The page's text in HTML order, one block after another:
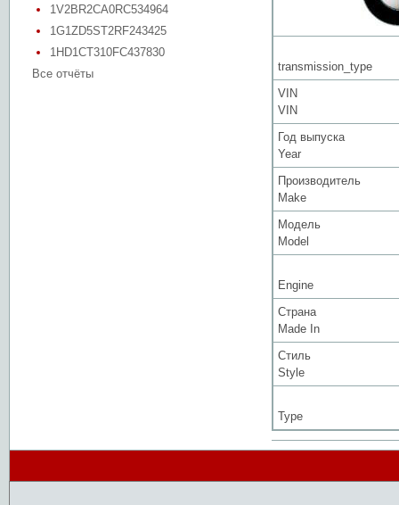
1V2BR2CA0RC534964
1G1ZD5ST2RF243425
1HD1CT310FC437830
Все отчёты
transmission_type
VIN
VIN
Год выпуска
Year
Производитель
Make
Модель
Model
Engine
Страна
Made In
Стиль
Style
Type